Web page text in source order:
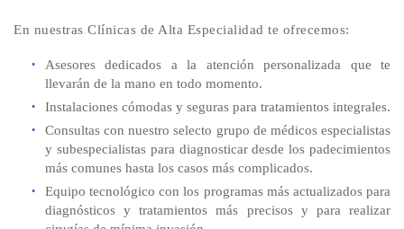
En nuestras Clínicas de Alta Especialidad te ofrecemos:
Asesores dedicados a la atención personalizada que te
llevarán de la mano en todo momento.
Instalaciones cómodas y seguras para tratamientos integrales.
Consultas con nuestro selecto grupo de médicos especialistas
y subespecialistas para diagnosticar desde los padecimientos
más comunes hasta los casos más complicados.
Equipo tecnológico con los programas más actualizados para
diagnósticos y tratamientos más precisos y para realizar